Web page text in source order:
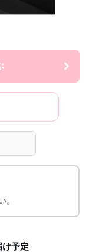
。
け予定